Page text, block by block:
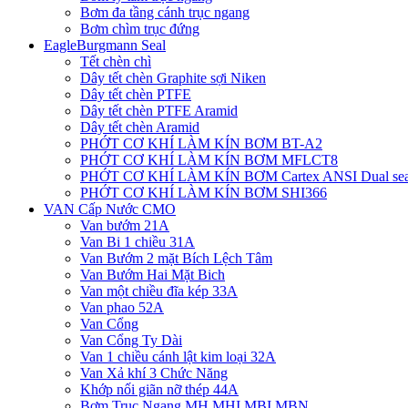
Bơm đa tầng cánh trục ngang
Bơm chìm trục đứng
EagleBurgmann Seal
Tết chèn chì
Dây tết chèn Graphite sợi Niken
Dây tết chèn PTFE
Dây tết chèn PTFE Aramid
Dây tết chèn Aramid
PHỚT CƠ KHÍ LÀM KÍN BƠM BT-A2
PHỚT CƠ KHÍ LÀM KÍN BƠM MFLCT8
PHỚT CƠ KHÍ LÀM KÍN BƠM Cartex ANSI Dual
PHỚT CƠ KHÍ LÀM KÍN BƠM SHI366
VAN Cấp Nước CMO
Van bướm 21A
Van Bi 1 chiều 31A
Van Bướm 2 mặt Bích Lệch Tâm
Van Bướm Hai Mặt Bich
Van một chiều đĩa kép 33A
Van phao 52A
Van Cổng
Van Cổng Ty Dài
Van 1 chiều cánh lật kim loại 32A
Van Xả khí 3 Chức Năng
Khớp nối giãn nỡ thép 44A